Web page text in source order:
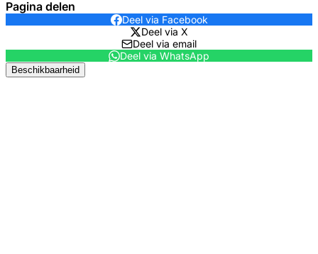
Pagina delen
Deel via Facebook
Deel via X
Deel via email
Deel via WhatsApp
Beschikbaarheid